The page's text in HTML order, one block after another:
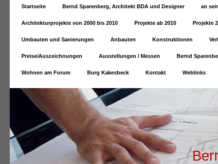
Startseite Bernd Sparenberg, Architekt BDA und Designer an
Architekturprojekte von 2000 bis 2010 Projekte ab 2010 Projekte
Umbauten und Sanierungen Anbauten Konstruktionen
Preise/Auszeichnungen Ausstellungen / Messen Bernd
Wohnen am Forum Burg Kakesbeck Kontakt Weblinks